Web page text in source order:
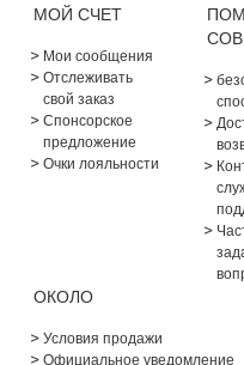
МОЙ СЧЕТ
Мои сообщения
Отслеживать
свой заказ
Спонсорское
предложение
Очки лояльности
ОКОЛО
Условия продажи
Официальное уведомление